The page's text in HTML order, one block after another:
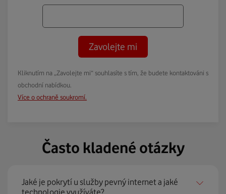
Zavolejte mi
Kliknutím na „Zavolejte mi“ souhlasíte s tím, že budete kontaktováni s
obchodní nabídkou.
Více o ochraně soukromí.
Často kladené otázky
Jaké je pokrytí u služby pevný internet a jaké
technologie využíváte?